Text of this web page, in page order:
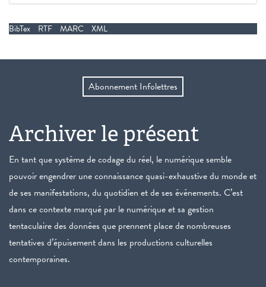
BibTex RTF MARC XML
Abonnement Infolettres
Archiver le présent
En tant que système de codage du réel, le numérique semble
pouvoir engendrer une connaissance quasi-exhaustive du monde et
de ses manifestations, du quotidien et de ses événements. C’est
dans ce contexte marqué par le numérique et sa gestion
tentaculaire des données que prennent place de nombreuses
tentatives d’épuisement dans les productions culturelles
contemporaines.